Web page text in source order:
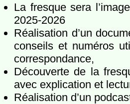
La fresque sera
2025-2026
Réalisation d’un
conseils et numéros
correspondance,
Découverte de la
avec explication et
Réalisation d’un